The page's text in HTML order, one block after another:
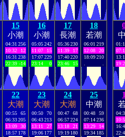
15
小潮
04:31 256
10:32
12
16:31 238
22:39 -14
16
小潮
05:05242
11:07
15
17:07229
23:14
0
17
長潮
05:36230
11:39
17
17:40220
23:46
15
18
若潮
06:01 219
12:08
20
18:09210
22
大潮
00:55
65
06:33205
13:09
30
18:57 178
23
大潮
00:50
70
06:43213
13:11
27
19:06 177
24
大潮
00:47
68
06:57224
13:18
21
19:19 180
25
中潮
00:48
59
07:14236
13:29
14
19:34 185